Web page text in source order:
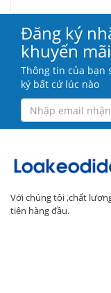
Đăng ký
khuyến mãi
Thông tin của bạn
ký bất cứ lúc nào
Với chúng tôi ,chất
tiên hàng đầu.